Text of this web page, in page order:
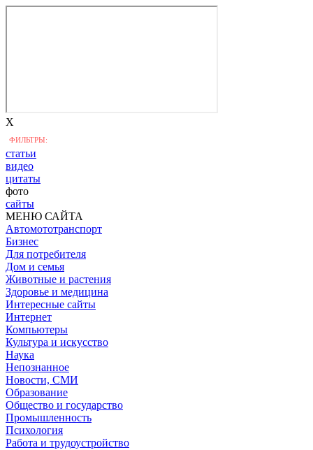
X
ФИЛЬТРЫ:
статьи
видео
цитаты
фото
сайты
МЕНЮ САЙТА
Автомототранспорт
Бизнес
Для потребителя
Дом и семья
Животные и растения
Здоровье и медицина
Интересные сайты
Интернет
Компьютеры
Культура и искусство
Наука
Непознанное
Новости, СМИ
Образование
Общество и государство
Промышленность
Психология
Работа и трудоустройство